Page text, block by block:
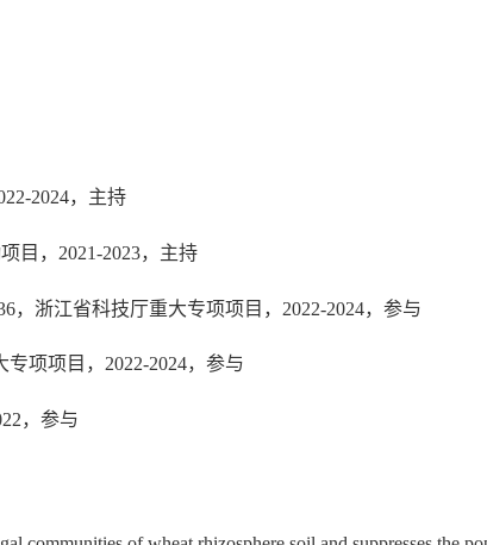
2024，主持
目，2021-2023，主持
，浙江省科技厅重大专项项目，2022-2024，参与
项项目，2022-2024，参与
，参与